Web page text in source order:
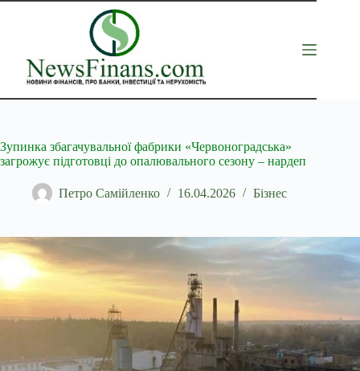
Перейти
Зупинка збагачувальної фабрики «Червоноградська»
загрожує підготовці до опалювального сезону – нардеп
Петро Самійленко 16.04.2026 Бізнес